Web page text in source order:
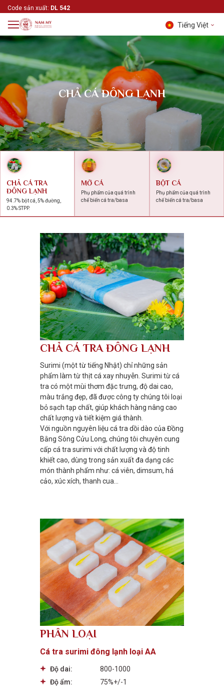
Code sản xuất: DL 542
Tiếng Việt
Tiếng Việt
English
中文 (中国)
CHẢ CÁ ĐÔNG LẠNH
CHẢ CÁ TRA
ĐÔNG LẠNH
94.7% bột cá, 5% đường,
0.3% STPP.
MỠ CÁ
Phụ phẩm của quá trình
chế biến cá tra/basa
BỘT CÁ
Phụ phẩm của quá trình
chế biến cá tra/basa
CHẢ CÁ TRA ĐÔNG LẠNH
Surimi (một từ tiếng Nhật) chỉ những sản
phẩm làm từ thịt cá xay nhuyễn. Surimi từ cá
tra có một mùi thơm đặc trưng, độ dai cao,
màu trắng đẹp, đã được công ty chúng tôi loại
bỏ sạch tạp chất, giúp khách hàng nâng cao
chất lượng và tiết kiệm giá thành.
Với nguồn nguyên liệu cá tra dồi dào của Đồng
Bằng Sông Cửu Long, chúng tôi chuyên cung
cấp cá tra surimi với chất lượng và độ tinh
khiết cao, dùng trong sản xuất đa dạng các
món thành phẩm như: cá viên, dimsum, há
cảo, xúc xích, thanh cua…
PHÂN LOẠI
Cá tra surimi đông lạnh loại AA
Độ dai:
800-1000
Độ ẩm:
75%+/-1